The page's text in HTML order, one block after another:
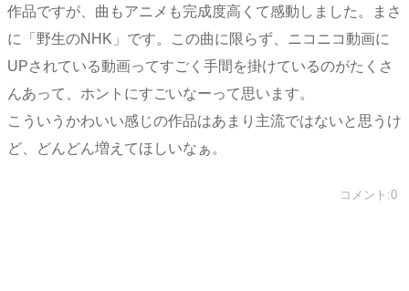
作品ですが、曲もアニメも完成度高くて感動しました。まさ
に「野生のNHK」です。この曲に限らず、ニコニコ動画に
UPされている動画ってすごく手間を掛けているのがたくさ
んあって、ホントにすごいなーって思います。
こういうかわいい感じの作品はあまり主流ではないと思うけ
ど、どんどん増えてほしいなぁ。
コメント:0